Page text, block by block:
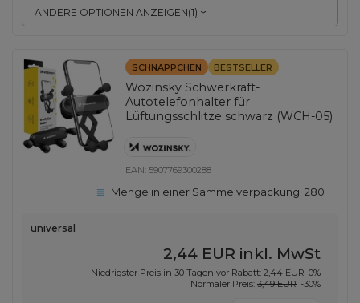
ANDERE OPTIONEN ANZEIGEN(1)
SCHNÄPPCHEN BESTSELLER
Wozinsky Schwerkraft-
Autotelefonhalter für
Lüftungsschlitze schwarz (WCH-05)
EAN: 5907769300288
Menge in einer Sammelverpackung:280
universal
2,44 EUR inkl. MwSt
Niedrigster Preis in 30 Tagen vor Rabatt: 2,44 EUR 0%
Normaler Preis: 3,49 EUR -30%